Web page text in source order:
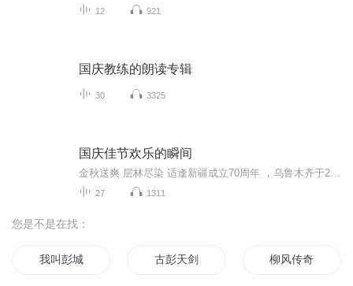
12 921
国庆教练的朗读专辑
30 3325
国庆佳节欢乐的瞬间
27 1311
您是不是在找：
我叫彭城 古彭天剑 柳风传奇